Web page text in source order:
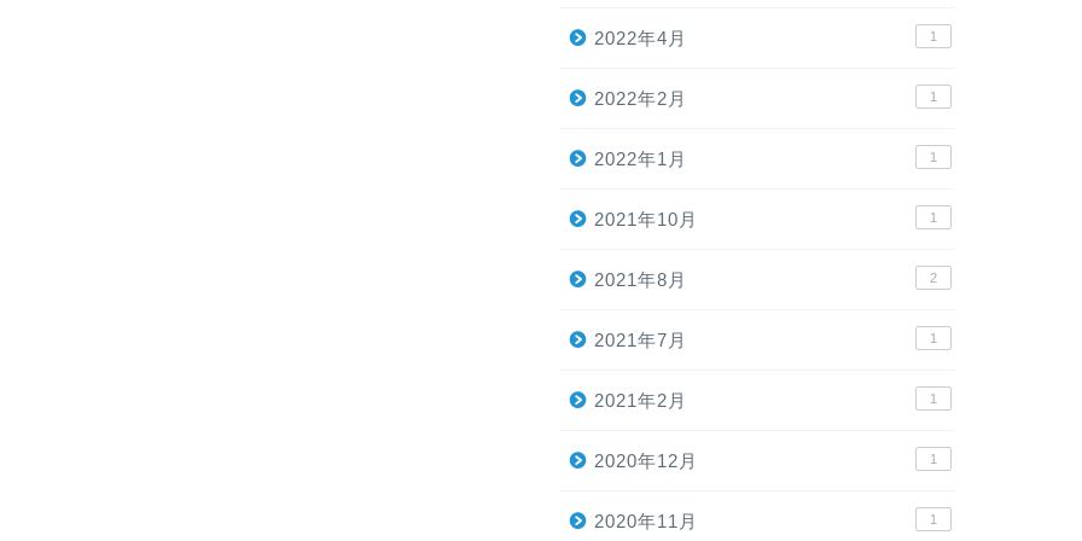
2022年4月 1
2022年2月 1
2022年1月 1
2021年10月 1
2021年8月 2
2021年7月 1
2021年2月 1
2020年12月 1
2020年11月 1